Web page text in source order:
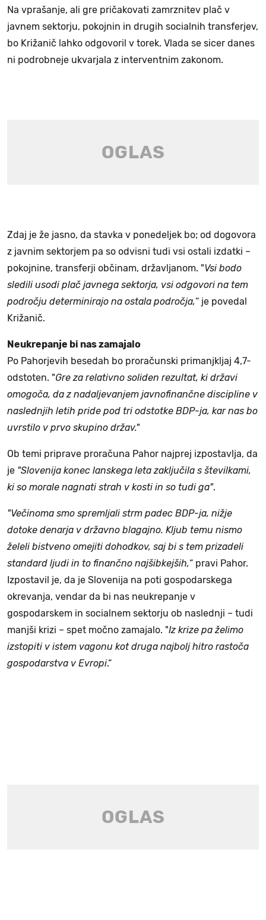
Na vprašanje, ali gre pričakovati zamrznitev plač v
javnem sektorju, pokojnin in drugih socialnih transferjev,
bo Križanič lahko odgovoril v torek. Vlada se sicer danes
ni podrobneje ukvarjala z interventnim zakonom.
Zdaj je že jasno, da stavka v ponedeljek bo; od dogovora
z javnim sektorjem pa so odvisni tudi vsi ostali izdatki –
pokojnine, transferji občinam, državljanom. "Vsi bodo
sledili usodi plač javnega sektorja, vsi odgovori na tem
področju determinirajo na ostala področja,“ je povedal
Križanič.
Neukrepanje bi nas zamajalo
Po Pahorjevih besedah bo proračunski primanjkljaj 4,7-
odstoten. "Gre za relativno soliden rezultat, ki državi
omogoča, da z nadaljevanjem javnofinančne discipline v
naslednjih letih pride pod tri odstotke BDP-ja, kar nas bo
uvrstilo v prvo skupino držav."
Ob temi priprave proračuna Pahor najprej izpostavlja, da
je "Slovenija konec lanskega leta zaključila s številkami,
ki so morale nagnati strah v kosti in so tudi ga".
"Večinoma smo spremljali strm padec BDP-ja, nižje
dotoke denarja v državno blagajno. Kljub temu nismo
želeli bistveno omejiti dohodkov, saj bi s tem prizadeli
standard ljudi in to finančno najšibkejših,“ pravi Pahor.
Izpostavil je, da je Slovenija na poti gospodarskega
okrevanja, vendar da bi nas neukrepanje v
gospodarskem in socialnem sektorju ob naslednji – tudi
manjši krizi – spet močno zamajalo. "Iz krize pa želimo
izstopiti v istem vagonu kot druga najbolj hitro rastoča
gospodarstva v Evropi.“